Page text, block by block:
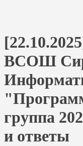
ВСОШ
группа
и ответы